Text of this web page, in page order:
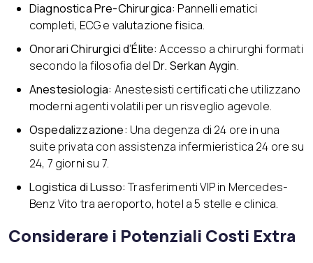
Diagnostica Pre-Chirurgica: Pannelli ematici
completi, ECG e valutazione fisica.
Onorari Chirurgici d’Élite: Accesso a chirurghi formati
secondo la filosofia delDr. Serkan Aygin.
Anestesiologia: Anestesisti certificati che utilizzano
moderni agenti volatili per un risveglio agevole.
Ospedalizzazione: Una degenza di 24 ore in una
suite privata con assistenza infermieristica 24 ore su
24, 7 giorni su 7.
Logistica di Lusso:Trasferimenti VIP in Mercedes-
Benz Vito tra aeroporto, hotel a 5 stelle e clinica.
Considerare i Potenziali Costi Extra